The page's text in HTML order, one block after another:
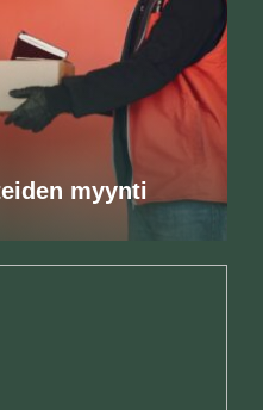
myynti